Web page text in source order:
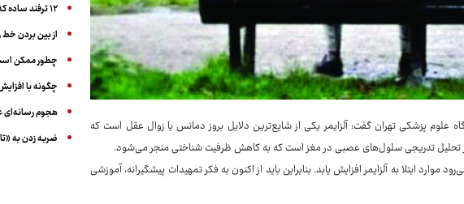
پزشکی تهران گفت: آلزایمر یکی از شایع‌ترین دلایل بروز دمانس یا زوال عقل است که
از تحلیل تدریجی سلول‌های عصبی در مغز است که به کاهش ظرفیت شناختی منجر می‌شود.
ابتلا به آلزایمر افزایش یابد. بنابراین باید از اکنون به فکر تمهیدات پیشگیرانه، آموزشی
۱۲ ترفند ساده که جلوی پرخوری عصبی و اضافه ‌وزن را می‌گیرد
از بین بردن
چطور ممکن
چگونه با
هجوم رسانه‌ای
ضربه زدن به